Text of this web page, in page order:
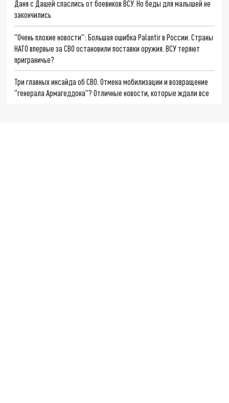
Даня с Дашей спаслись от боевиков ВСУ. Но беды для малышей не
закончились
"Очень плохие новости": Большая ошибка Palantir в России. Страны
НАТО впервые за СВО остановили поставки оружия. ВСУ теряют
приграничье?
Три главных инсайда об СВО. Отмена мобилизации и возвращение
"генерала Армагеддона"? Отличные новости, которые ждали все